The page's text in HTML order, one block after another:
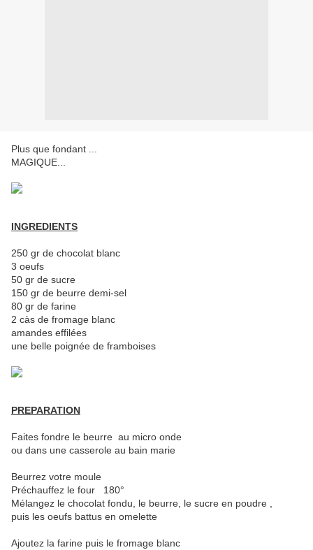
Plus que fondant ...
MAGIQUE...
INGREDIENTS
250 gr de chocolat blanc
3 oeufs
50 gr de sucre
150 gr de beurre demi-sel
80 gr de farine
2 càs de fromage blanc
amandes effilées
une belle poignée de framboises
PREPARATION
Faites fondre le beurre au micro onde
ou dans une casserole au bain marie
Beurrez votre moule
Préchauffez le four 180°
Mélangez le chocolat fondu, le beurre, le sucre en poudre ,
puis les oeufs battus en omelette
Ajoutez la farine puis le fromage blanc